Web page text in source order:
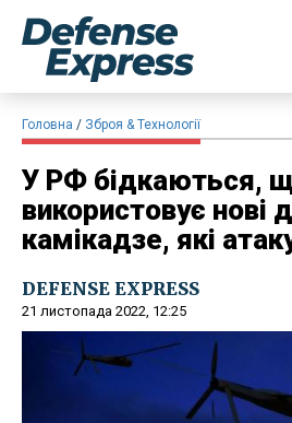
Головна Зброя & Технології
У РФ бідкаються,
використовує нові
камікадзе, які
DEFENSE EXPRESS
21 листопада 2022, 12:25